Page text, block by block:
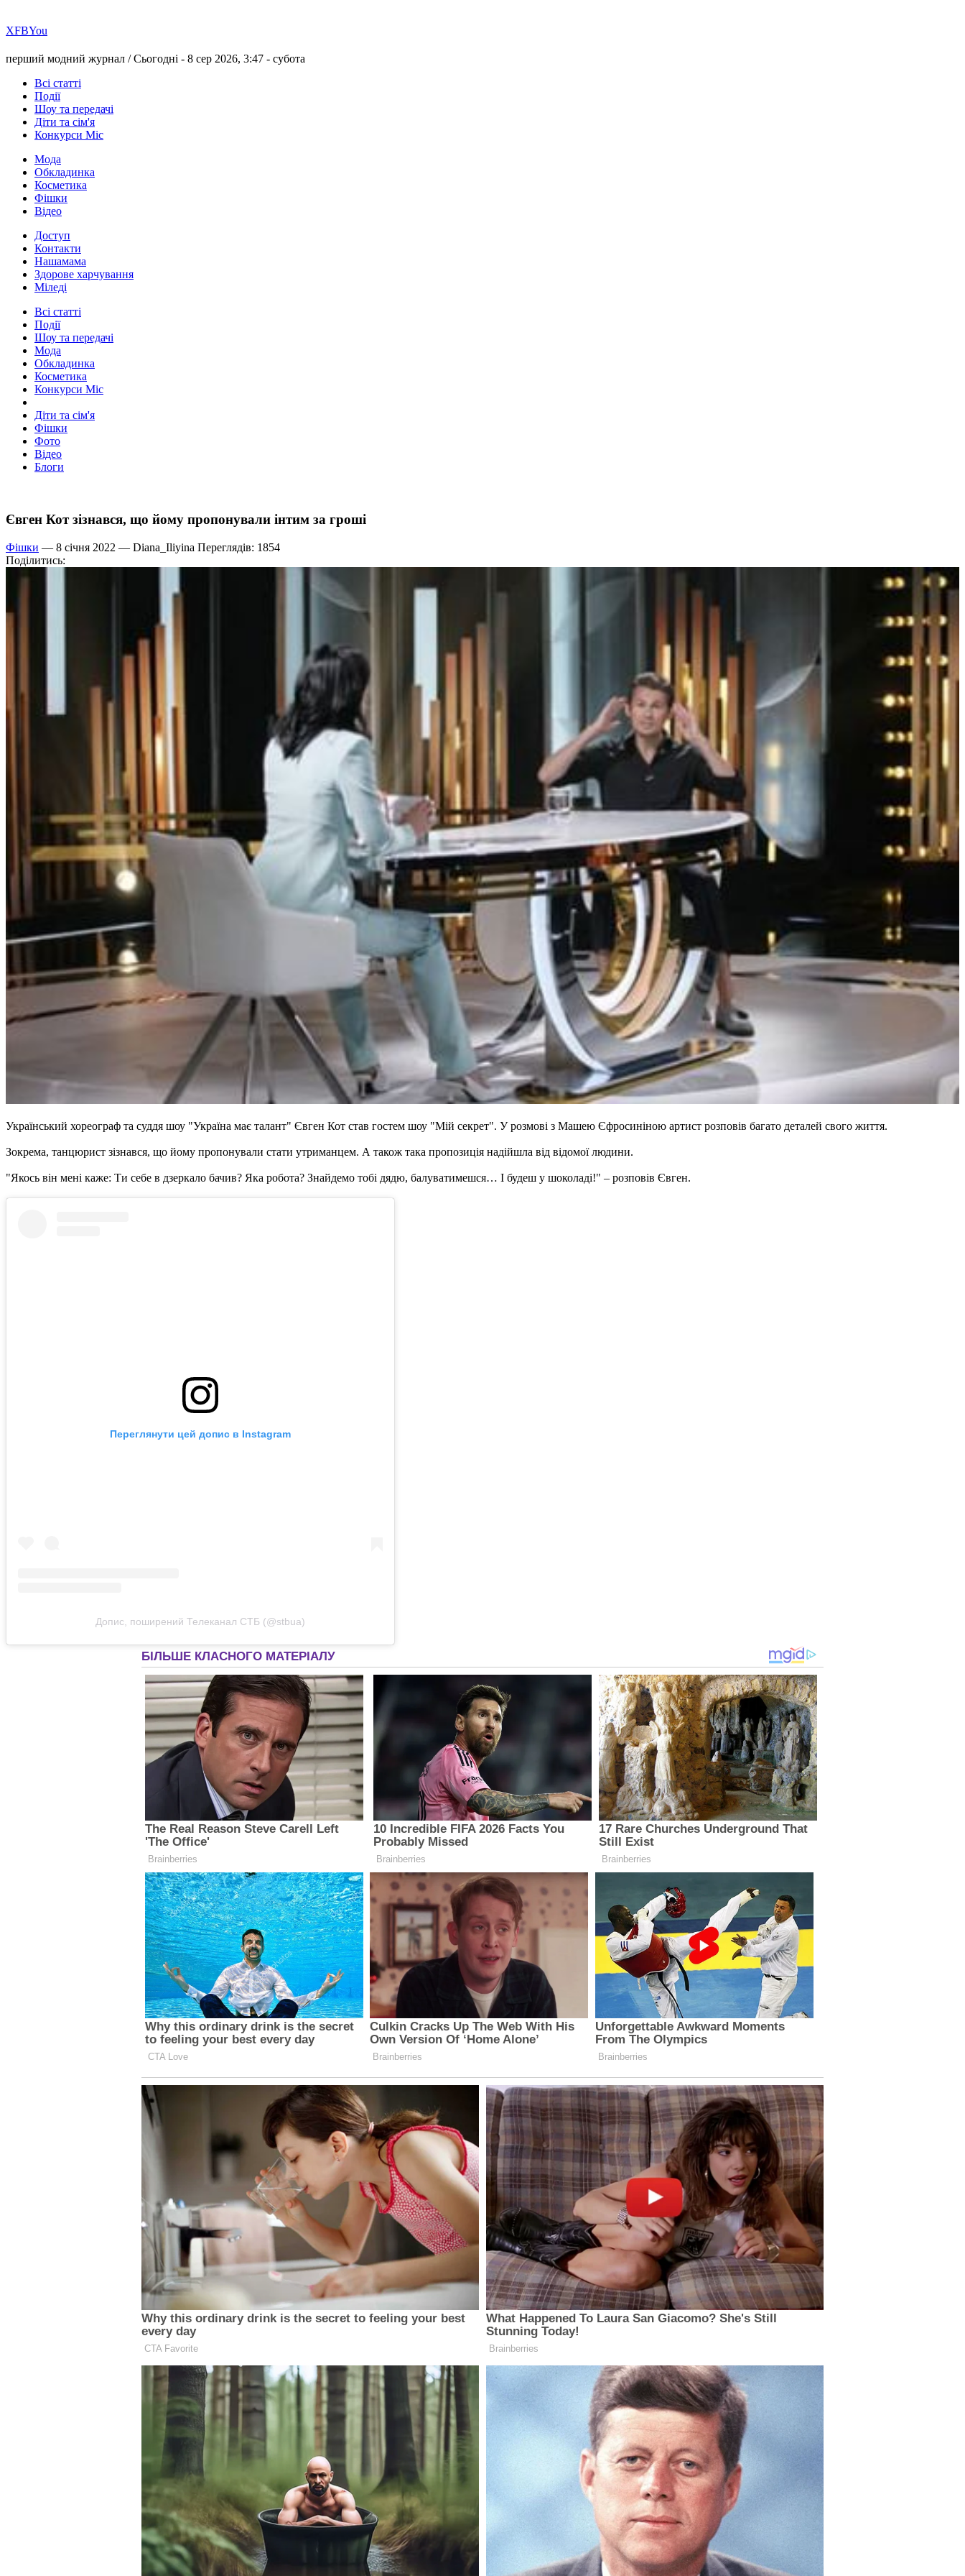
ХFBYou
перший модний журнал /Сьогодні - 8 сер 2026, 3:47 - субота
Всі статті
Події
Шоу та передачі
Діти та сім'я
Конкурси Міс
Мода
Обкладинка
Косметика
Фішки
Відео
Доступ
Контакти
Нашамама
Здорове харчування
Міледі
Всі статті
Події
Шоу та передачі
Мода
Обкладинка
Косметика
Конкурси Міс
Діти та сім'я
Фішки
Фото
Відео
Блоги
Євген Кот зізнався, що йому пропонували інтим за гроші
Фішки — 8 січня 2022 — Diana_Iliyina Переглядів: 1854
Поділитись:
Український хореограф та суддя шоу "Україна має талант" Євген Кот став гостем шоу "Мій секрет". У розмові з Машею Єфросиніною артист розповів багато деталей свого життя.
Зокрема, танцюрист зізнався, що йому пропонували стати утриманцем. А також така пропозиція надійшла від відомої людини.
"Якось він мені каже: Ти себе в дзеркало бачив? Яка робота? Знайдемо тобі дядю, балуватимешся… І будеш у шоколаді!" – розповів Євген.
Переглянути цей допис в Instagram
Допис, поширений Телеканал СТБ (@stbua)